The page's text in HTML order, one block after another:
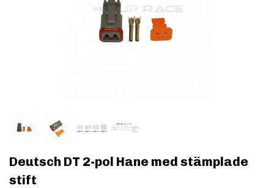
Deutsch DT 2-pol Hane med stämplade
stift